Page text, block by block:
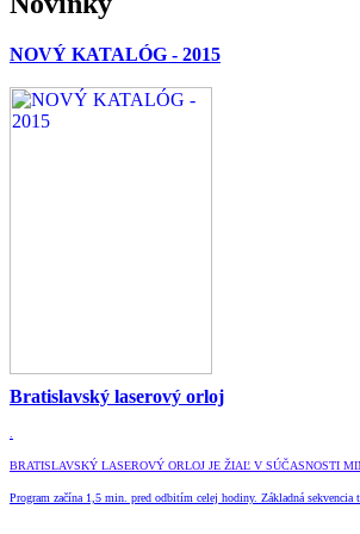
NOVÝ KATALÓG - 2015
Bratislavský laserový orloj
BRATISLAVSKÝ LASEROVÝ ORLOJ JE ŽIAĽ V SÚČASNOSTI
Program začína 1,5 min. pred odbitím celej hodiny. Základná